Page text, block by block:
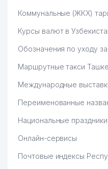
Коммунальные (ЖКХ)
Курсы валют в
Обозначения по уходу
Маршрутные такси
Международные
Переименованные
Национальные праздники
Онлайн-сервисы
Почтовые индексы